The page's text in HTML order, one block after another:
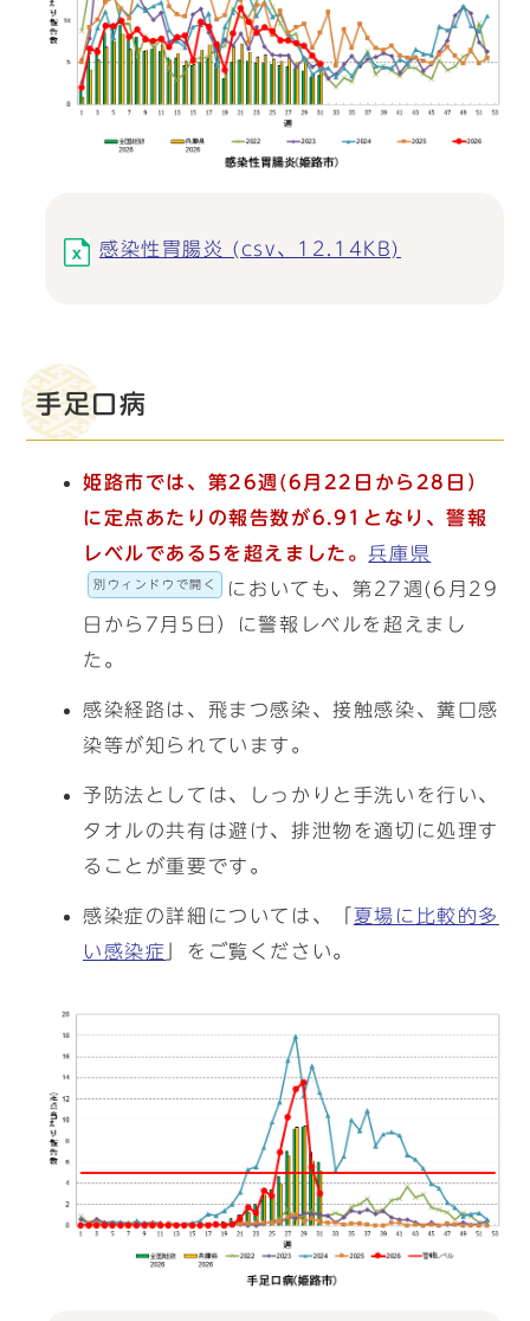
感染性胃腸炎 (csv、12.14KB)
手足口病
姫路市では、第26週(6月22日から28日）
に定点あたりの報告数が6.91となり、警報
レベルである5を超えました。兵庫県
別ウィンドウで開く
においても、第27週(6月29
日から7月5日）に警報レベルを超えまし
た。
感染経路は、飛まつ感染、接触感染、糞口感
染等が知られています。
予防法としては、しっかりと手洗いを行い、
タオルの共有は避け、排泄物を適切に処理す
ることが重要です。
感染症の詳細については、「 夏場に比較的多
い感染症 」をご覧ください。